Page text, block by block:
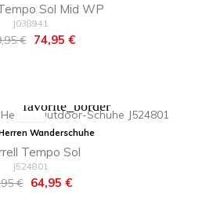
Sol Mid WP
J038941
€ Preis
74,95 €
favorite_border
Wanderschuhe
Tempo Sol
J524801
€ Preis
64,95 €